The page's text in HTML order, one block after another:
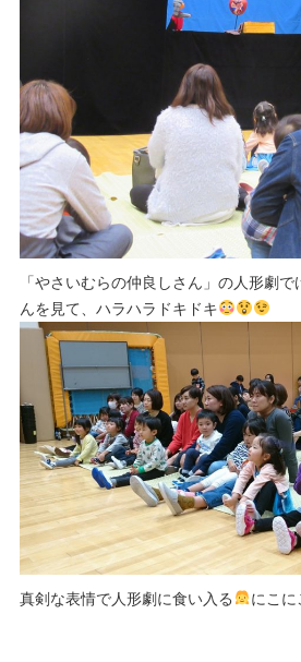
「やさいむらの仲良しさん」の人形劇
んを見て、ハラハラドキドキ
真剣な表情で人形劇に食い入る にこに